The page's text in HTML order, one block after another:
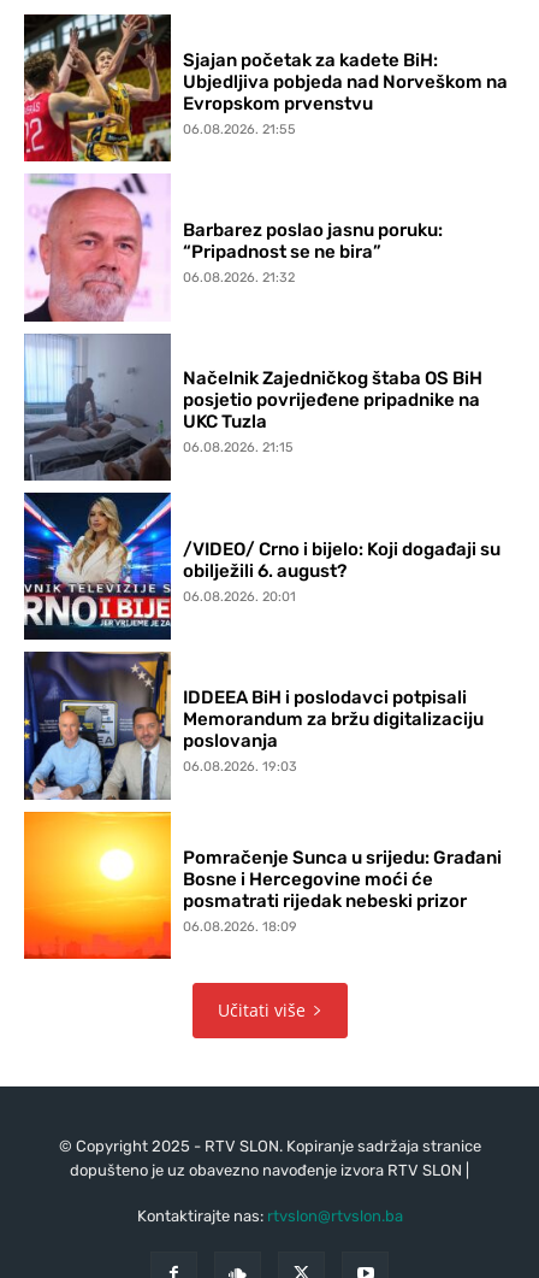
Sjajan početak za kadete BiH:
Ubjedljiva pobjeda nad Norveškom na
Evropskom prvenstvu
06.08.2026. 21:55
Barbarez poslao jasnu poruku:
“Pripadnost se ne bira”
06.08.2026. 21:32
Načelnik Zajedničkog štaba OS BiH
posjetio povrijeđene pripadnike na
UKC Tuzla
06.08.2026. 21:15
/VIDEO/ Crno i bijelo: Koji događaji su
obilježili 6. august?
06.08.2026. 20:01
IDDEEA BiH i poslodavci potpisali
Memorandum za bržu digitalizaciju
poslovanja
06.08.2026. 19:03
Pomračenje Sunca u srijedu: Građani
Bosne i Hercegovine moći će
posmatrati rijedak nebeski prizor
06.08.2026. 18:09
Učitati više
© Copyright 2025 - RTV SLON. Kopiranje sadržaja stranice
dopušteno je uz obavezno navođenje izvora RTV SLON |
Kontaktirajte nas: rtvslon@rtvslon.ba